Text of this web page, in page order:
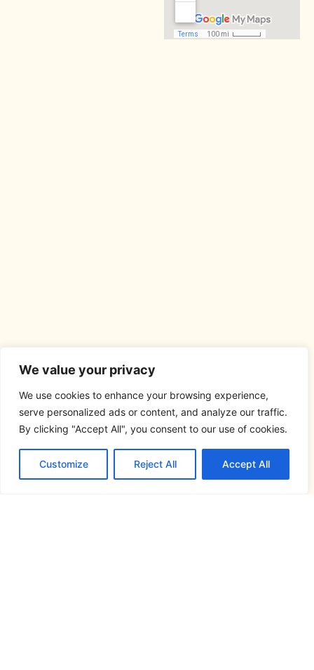
We value your privacy
We use cookies to enhance your browsing experience,
serve personalized ads or content, and analyze our traffic.
By clicking "Accept All", you consent to our use of cookies.
Customize Reject All Accept All